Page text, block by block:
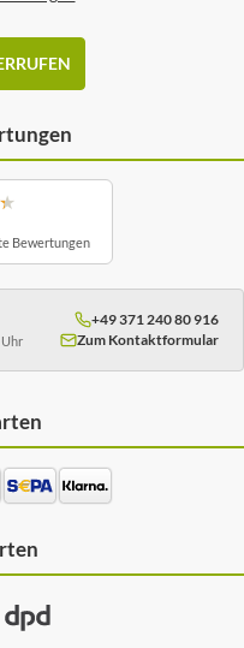
★
Bewertungen
Uhr
+49 371 240 80 916
Zum Kontaktformular